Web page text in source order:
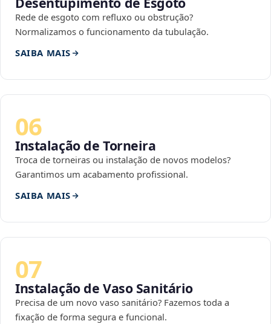
Rede de esgoto com refluxo ou obstrução?
Normalizamos o funcionamento da tubulação.
SAIBA MAIS
06
Instalação de Torneira
Troca de torneiras ou instalação de novos modelos?
Garantimos um acabamento profissional.
SAIBA MAIS
07
Instalação de Vaso Sanitário
Precisa de um novo vaso sanitário? Fazemos toda a
fixação de forma segura e funcional.